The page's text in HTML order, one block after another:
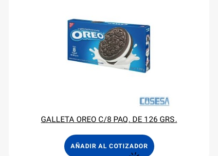
GALLETA OREO C/8 PAQ. DE 126 GRS.
AÑADIR AL COTIZADOR